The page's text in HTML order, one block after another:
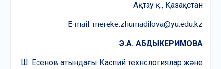
Ақтау қ., Қазақстан
E-mail: mereke.zhumadilova@yu.edu.kz
Э.А. АБДЫКЕРИМОВА
Ш. Есенов атындағы Каспий технологиялар және